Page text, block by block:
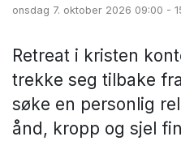
onsdag 7. oktober 2026 09:00 -
Retreat i kristen
trekke seg tilbake
søke en personlig
ånd, kropp og sjel